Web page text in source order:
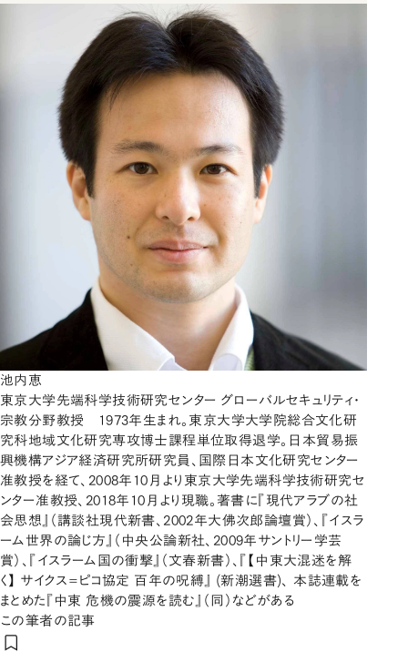
池内恵
東京大学先端科学技術研究センター グローバルセキュリティ・
宗教分野教授 1973年生まれ。東京大学大学院総合文化研
究科地域文化研究専攻博士課程単位取得退学。日本貿易振
興機構アジア経済研究所研究員、国際日本文化研究センター
准教授を経て、2008年10月より東京大学先端科学技術研究セ
ンター准教授、2018年10月より現職。著書に『現代アラブの社
会思想』（講談社現代新書、2002年大佛次郎論壇賞）、『イスラ
ーム世界の論じ方』（中央公論新社、2009年サントリー学芸
賞）、『イスラーム国の衝撃』（文春新書）、『【中東大混迷を解
く】 サイクス=ピコ協定 百年の呪縛』 (新潮選書)、 本誌連載を
まとめた『中東 危機の震源を読む』（同）などがある
この筆者の記事